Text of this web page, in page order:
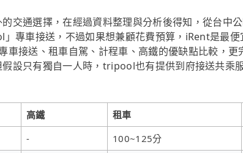
交通選擇，在經過資料整理與分析後得知，從台中
專車接送，不過如果想兼顧花費預算，iRent是最
車接送、租車自駕、計程車、高鐵的優缺點比較，更
設只有獨自一人時，tripool也有提供到府接送共乘
高鐵 租車
- 100~125分